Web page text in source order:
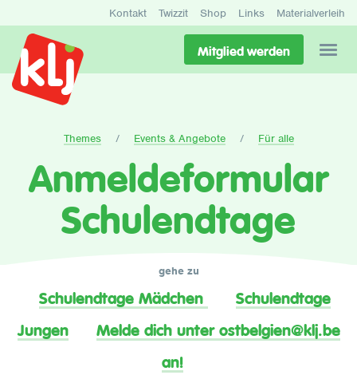
Kontakt Twizzit Shop Links Materialverleih
Mitglied werden
Themes Events & Angebote Für alle
Anmeldeformular
Schulendtage
gehe zu
Schulendtage Mädchen
Schulendtage
Jungen
Melde dich unter ostbelgien@klj.be
an!